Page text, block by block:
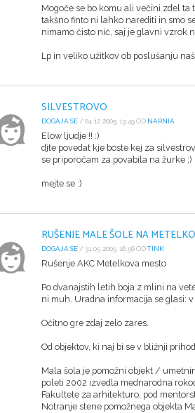
Mogoče se bo komu ali večini zdel ta
takšno finto ni lahko narediti in smo
nimamo čisto nič, saj je glavni vzrok
Lp in veliko užitkov ob poslušanju
SILVESTROVO
DOGAJA SE / 04.12.2005, 13:49 OD NARNIA
Elow ljudje !! :)
djte povedat kje boste kej za
se priporočam za povabila na žurke ;)
mejte se :)
RUŠENJE MALE ŠOLE NA
DOGAJA SE / 31.05.2005, 16:56 ODTINK
Rušenje AKC Metelkova mesto
Po dvanajstih letih boja z mlini na
ni muh. Uradna informacija se glasi:
Očitno gre zdaj zelo zares.
Od objektov, ki naj bi se v bližnji
Mala šola je pomožni objekt /
poleti 2002 izvedla mednarodna
Fakultete za arhitekturo, pod
Notranje stene pomožnega objekta